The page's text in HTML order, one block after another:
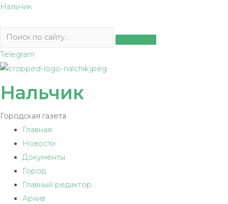
Перейти
содержимому
Нальчик
Telegram
Нальчик
Городская газета
Главная
Новости
Документы
Город
Главный редактор
Архив